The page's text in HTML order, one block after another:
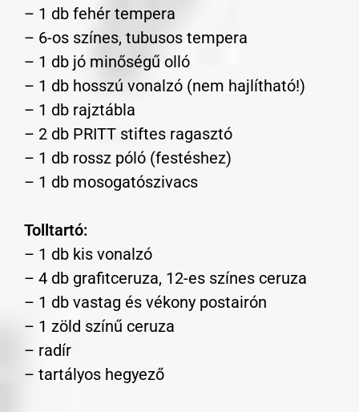
– 1 db fehér tempera
– 6-os színes, tubusos tempera
– 1 db jó minőségű olló
– 1 db hosszú vonalzó (nem hajlítható!)
– 1 db rajztábla
– 2 db PRITT stiftes ragasztó
– 1 db rossz póló (festéshez)
– 1 db mosogatószivacs
Tolltartó:
– 1 db kis vonalzó
– 4 db grafitceruza, 12-es színes ceruza
– 1 db vastag és vékony postairón
– 1 zöld színű ceruza
– radír
– tartályos hegyező